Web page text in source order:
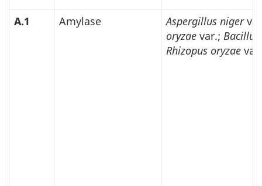
A.1 Amylase Aspergillus niger
oryzae var.;
Rhizopus oryzae